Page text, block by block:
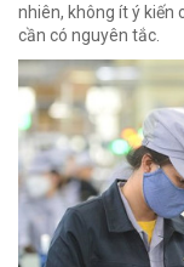
nhiên, không ít ý kiến
cần có nguyên tắc.